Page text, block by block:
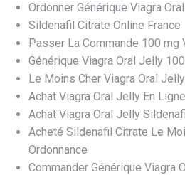
Ordonner Générique Viagra
Sildenafil Citrate Online France
Passer La Commande 100 mg
Générique Viagra Oral Jelly
Le Moins Cher Viagra Oral
Achat Viagra Oral Jelly En
Achat Viagra Oral Jelly
Acheté Sildenafil Citrate Le
Ordonnance
Commander Générique Viagra